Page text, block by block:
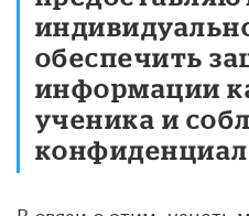
обеспечить
информации
ученика и